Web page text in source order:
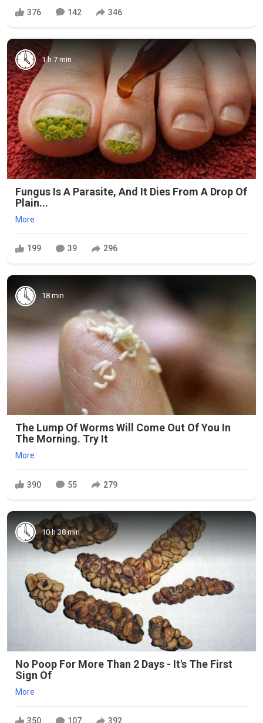
376 142 346
1 h 7 min
Fungus Is A Parasite, And It Dies From A Drop Of
Plain...
More
199 39 296
18 min
The Lump Of Worms Will Come Out Of You In
The Morning. Try It
More
390 55 279
10 h 38 min
No Poop For More Than 2 Days - It's The First
Sign Of
More
350 107 392